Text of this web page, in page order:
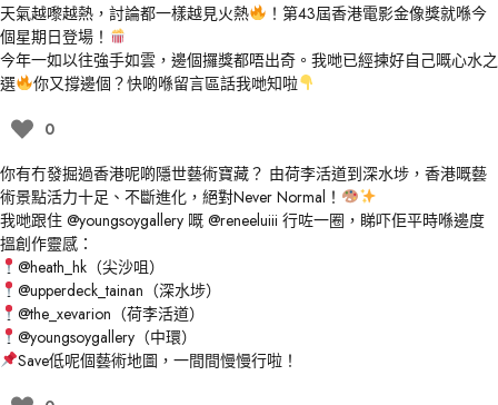
天氣越嚟越熱，討論都一樣越見火熱
！第43屆香港電影金像獎就喺今
個星期日登場！
今年一如以往強手如雲，邊個攞獎都唔出奇。我哋已經揀好自己嘅心水之
選
你又撐邊個？快啲喺留言區話我哋知啦
0
你有冇發掘過香港呢啲隱世藝術寶藏？ 由荷李活道到深水埗，香港嘅藝
術景點活力十足、不斷進化，絕對Never Normal！
我哋跟住 @youngsoygallery 嘅 @reneeluiii 行咗一圈，睇吓佢平時喺邊度
搵創作靈感：
@heath_hk（尖沙咀）
@upperdeck_tainan （深水埗）
@the_xevarion （荷李活道）
@youngsoygallery（中環）
Save低呢個藝術地圖，一間間慢慢行啦！